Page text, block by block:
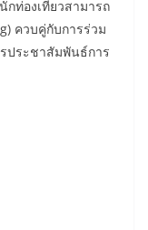
กท่องเที่ยวสามารถ
ควบคู่กับการร่วม
ประชาสัมพันธ์การ